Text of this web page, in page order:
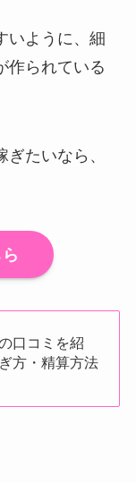
いように、細
作られている
たいなら、
口コミを紹
方・精算方法